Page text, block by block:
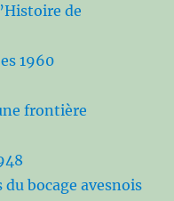
de
1960
frontière
bocage avesnois